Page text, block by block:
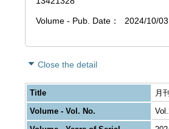
Volume - Pub. Date 2024/10/03
Close the detail
Title
月
Volume - Vol. No.